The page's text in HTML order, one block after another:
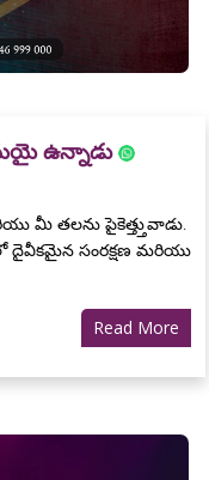
ఉన్నాడు
మీ తలను పైకెత్త్తువాడు.
సంరక్షణ మరియు
Read More